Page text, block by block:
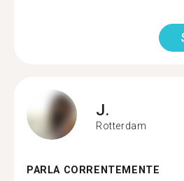
J.
Rotterdam
PARLA CORRENTEMENTE